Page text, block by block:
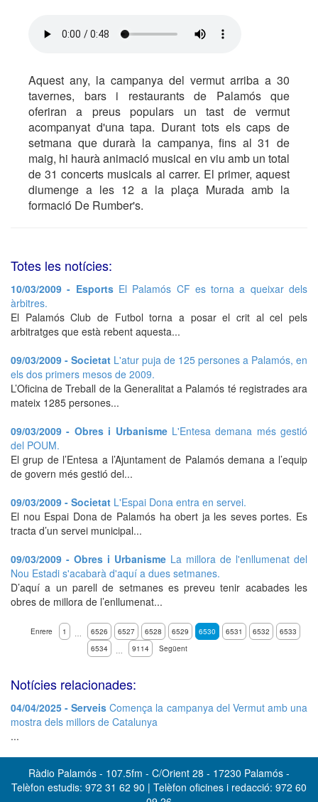
Aquest any, la campanya del vermut arriba a 30
tavernes, bars i restaurants de Palamós que
oferiran a preus populars un tast de vermut
acompanyat d'una tapa. Durant tots els caps de
setmana que durarà la campanya, fins al 31 de
maig, hi haurà animació musical en viu amb un total
de 31 concerts musicals al carrer. El primer, aquest
diumenge a les 12 a la plaça Murada amb la
formació De Rumber's.
Totes les notícies:
10/03/2009 - Esports El Palamós CF es torna a queixar dels
àrbitres.
El Palamós Club de Futbol torna a posar el crit al cel pels
arbitratges que està rebent aquesta...
09/03/2009 - Societat L'atur puja de 125 persones a Palamós, en
els dos primers mesos de 2009.
L’Oficina de Treball de la Generalitat a Palamós té registrades ara
mateix 1285 persones...
09/03/2009 - Obres i Urbanisme L'Entesa demana més gestió
del POUM.
El grup de l’Entesa a l’Ajuntament de Palamós demana a l’equip
de govern més gestió del...
09/03/2009 - Societat L'Espai Dona entra en servei.
El nou Espai Dona de Palamós ha obert ja les seves portes. Es
tracta d’un servei municipal...
09/03/2009 - Obres i Urbanisme La millora de l'enllumenat del
Nou Estadi s'acabarà d'aquí a dues setmanes.
D’aquí a un parell de setmanes es preveu tenir acabades les
obres de millora de l’enllumenat...
Enrere 1 … 6526 6527 6528 6529 6530 6531 6532
6533
6534
… 9114 Següent
Notícies relacionades:
04/04/2025 - Serveis Comença la campanya del Vermut amb una
mostra dels millors de Catalunya
...
Ràdio Palamós - 107.5fm - C/Orient 28 - 17230 Palamós -
Telèfon estudis: 972 31 62 90 | Telèfon oficines i redacció: 972 60